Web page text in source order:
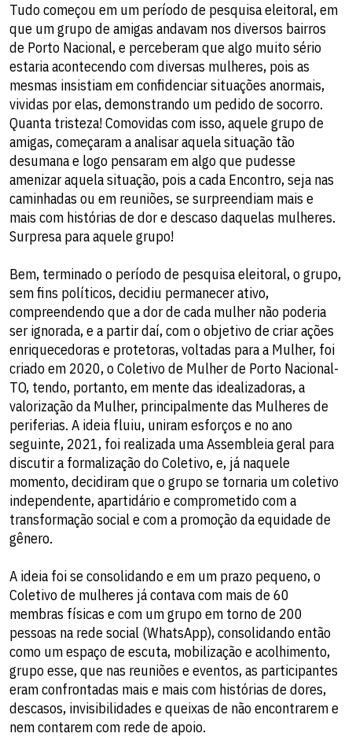
Tudo começou em um período de pesquisa eleitoral, em
que um grupo de amigas andavam nos diversos bairros
de Porto Nacional, e perceberam que algo muito sério
estaria acontecendo com diversas mulheres, pois as
mesmas insistiam em confidenciar situações anormais,
vividas por elas, demonstrando um pedido de socorro.
Quanta tristeza! Comovidas com isso, aquele grupo de
amigas, começaram a analisar aquela situação tão
desumana e logo pensaram em algo que pudesse
amenizar aquela situação, pois a cada Encontro, seja nas
caminhadas ou em reuniões, se surpreendiam mais e
mais com histórias de dor e descaso daquelas mulheres.
Surpresa para aquele grupo!
Bem, terminado o período de pesquisa eleitoral, o grupo,
sem fins políticos, decidiu permanecer ativo,
compreendendo que a dor de cada mulher não poderia
ser ignorada, e a partir daí, com o objetivo de criar ações
enriquecedoras e protetoras, voltadas para a Mulher, foi
criado em 2020, o Coletivo de Mulher de Porto Nacional-
TO, tendo, portanto, em mente das idealizadoras, a
valorização da Mulher, principalmente das Mulheres de
periferias. A ideia fluiu, uniram esforços e no ano
seguinte, 2021, foi realizada uma Assembleia geral para
discutir a formalização do Coletivo, e, já naquele
momento, decidiram que o grupo se tornaria um coletivo
independente, apartidário e comprometido com a
transformação social e com a promoção da equidade de
gênero.
A ideia foi se consolidando e em um prazo pequeno, o
Coletivo de mulheres já contava com mais de 60
membras físicas e com um grupo em torno de 200
pessoas na rede social (WhatsApp), consolidando então
como um espaço de escuta, mobilização e acolhimento,
grupo esse, que nas reuniões e eventos, as participantes
eram confrontadas mais e mais com histórias de dores,
descasos, invisibilidades e queixas de não encontrarem e
nem contarem com rede de apoio.